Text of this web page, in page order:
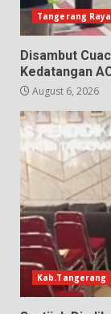
Tangerang Raya
Disambut
Kedatangan
August 6, 2026
Kab.Tangerang